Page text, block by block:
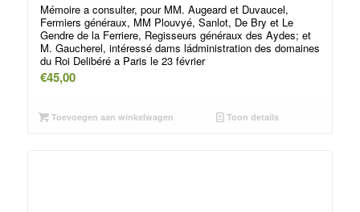
Mémoire a consulter, pour MM. Augeard et Duvaucel,
Fermiers généraux, MM Plouvyé, Sanlot, De Bry et Le
Gendre de la Ferriere, Regisseurs généraux des Aydes; et
M. Gaucherel, intéressé dams ládministration des domaines
du Roi Delibéré a Paris le 23 février
€45,00
Toevoegen aan winkelwagen Toon details